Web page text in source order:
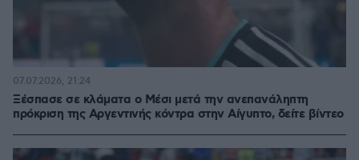
Ξέσπασε σε κλάματα ο Μέσι μετά την ανεπανάληπτη
πρόκριση της Αργεντινής κόντρα στην Αίγυπτο, δείτε βίντεο
07.07.2026, 21:24